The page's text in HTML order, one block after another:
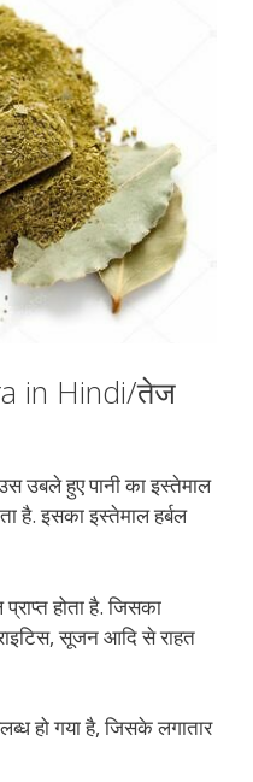
in Hindi/तेज
उबले हुए पानी का इस्तेमाल
है. इसका इस्तेमाल हर्बल
होता है. जिसका
सूजन आदि से राहत
हो गया है, जिसके लगातार